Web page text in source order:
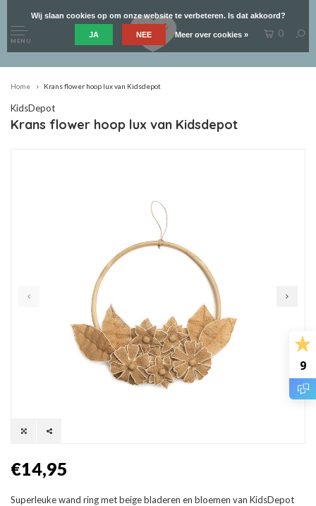
9
MENU
0
Home Krans flower hoop lux van Kidsdepot
KidsDepot
Krans flower hoop lux van Kidsdepot
€14,95
Superleuke wand ring met beige bladeren en bloemen van KidsDepot
Wij slaan cookies op om onze website te verbeteren. Is dat akkoord?
JA NEE Meer over cookies »